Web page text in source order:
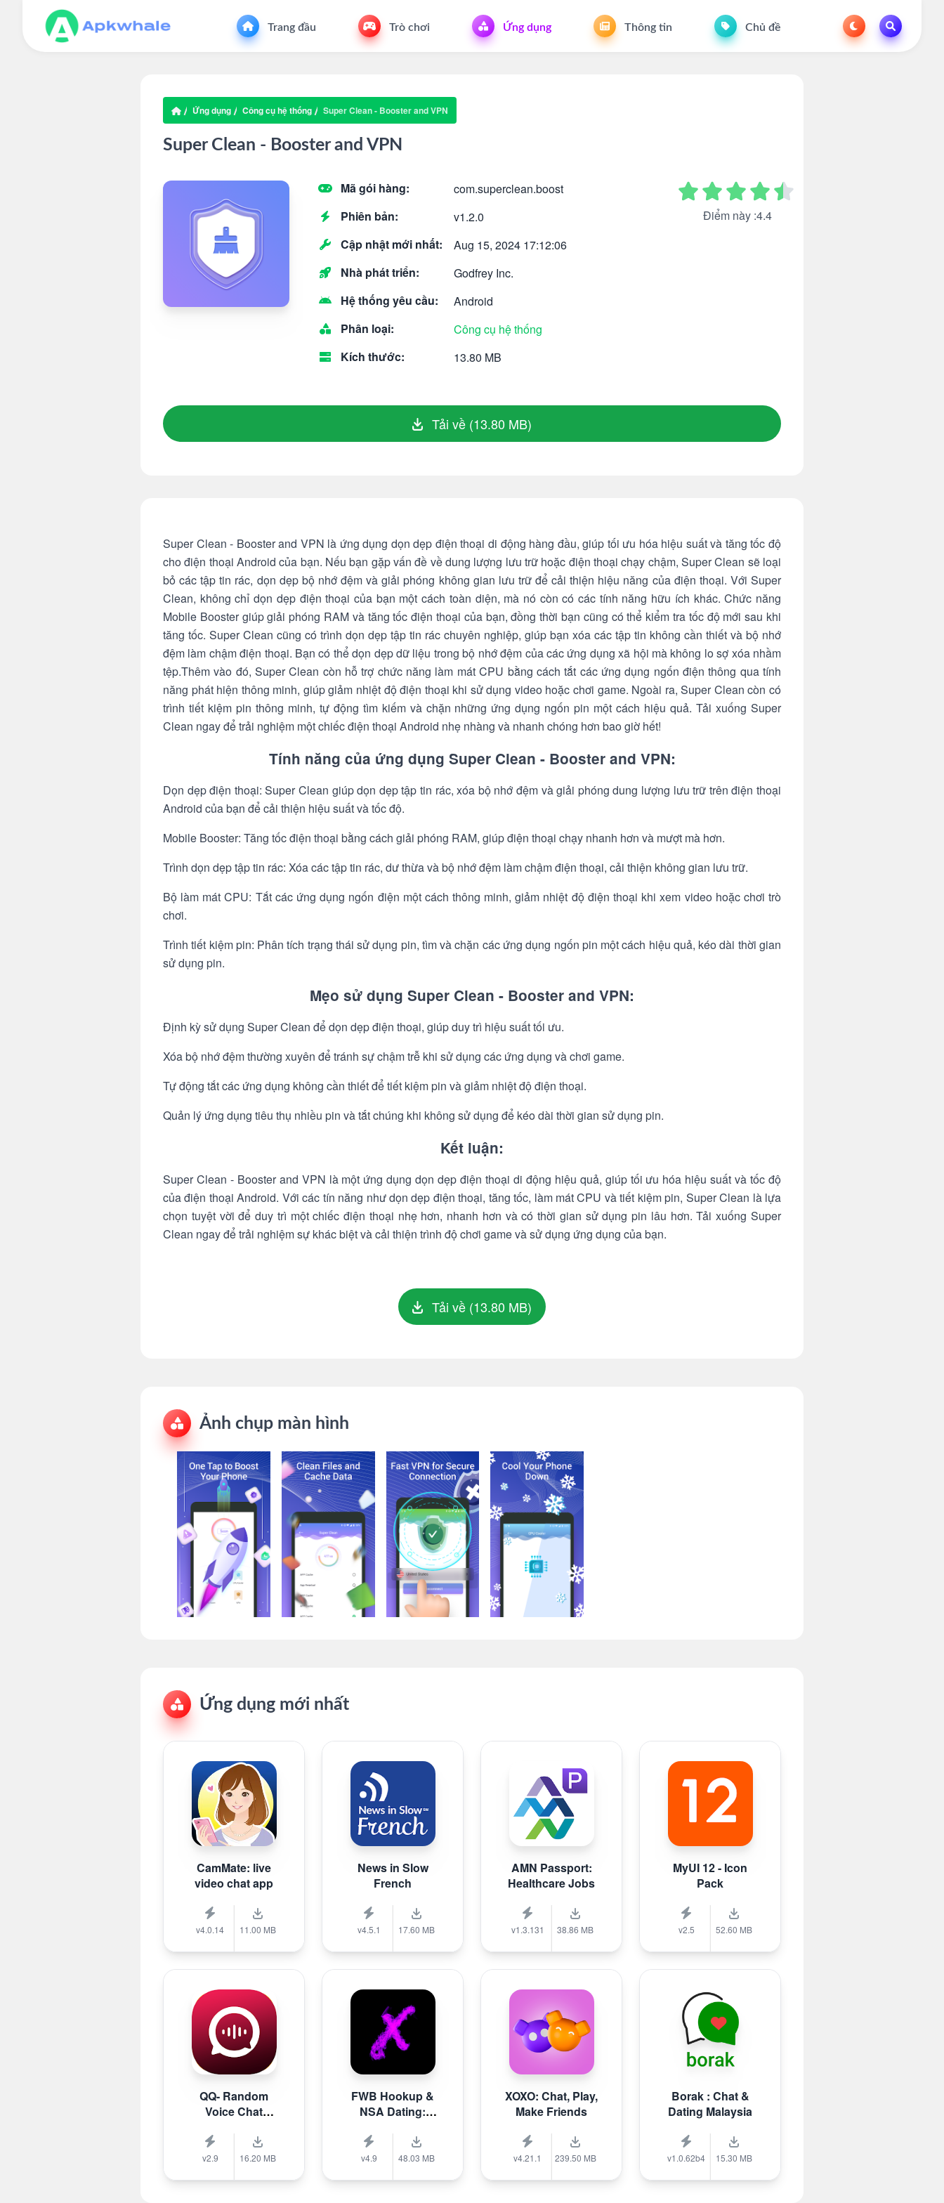
Trang đầu Trò chơi Ứng dụng Thông tin Chủ đề
Ứng dụng Công cụ hệ thống Super Clean - Booster and VPN
Super Clean - Booster and VPN
Mã gói hàng:
com.superclean.boost
Phiên bản:
v1.2.0
Cập nhật mới nhất:
Aug 15, 2024 17:12:06
Nhà phát triển:
Godfrey Inc.
Hệ thống yêu cầu:
Android
Phân loại:
Công cụ hệ thống
Kích thước:
13.80 MB
Điểm này :4.4
Tải về (13.80 MB)
Super Clean - Booster and VPN là ứng dụng dọn dẹp điện thoại di động hàng đầu, giúp tối ưu hóa hiệu suất và tăng tốc độ
cho điện thoại Android của bạn. Nếu bạn gặp vấn đề về dung lượng lưu trữ hoặc điện thoại chạy chậm, Super Clean sẽ loại
bỏ các tập tin rác, dọn dẹp bộ nhớ đệm và giải phóng không gian lưu trữ để cải thiện hiệu năng của điện thoại. Với Super
Clean, không chỉ dọn dẹp điện thoại của bạn một cách toàn diện, mà nó còn có các tính năng hữu ích khác. Chức năng
Mobile Booster giúp giải phóng RAM và tăng tốc điện thoại của bạn, đồng thời bạn cũng có thể kiểm tra tốc độ mới sau khi
tăng tốc. Super Clean cũng có trình dọn dẹp tập tin rác chuyên nghiệp, giúp bạn xóa các tập tin không cần thiết và bộ nhớ
đệm làm chậm điện thoại. Bạn có thể dọn dẹp dữ liệu trong bộ nhớ đệm của các ứng dụng xã hội mà không lo sợ xóa nhầm
tệp.Thêm vào đó, Super Clean còn hỗ trợ chức năng làm mát CPU bằng cách tắt các ứng dụng ngốn điện thông qua tính
năng phát hiện thông minh, giúp giảm nhiệt độ điện thoại khi sử dụng video hoặc chơi game. Ngoài ra, Super Clean còn có
trình tiết kiệm pin thông minh, tự động tìm kiếm và chặn những ứng dụng ngốn pin một cách hiệu quả. Tải xuống Super
Clean ngay để trải nghiệm một chiếc điện thoại Android nhẹ nhàng và nhanh chóng hơn bao giờ hết!
Tính năng của ứng dụng Super Clean - Booster and VPN:
Dọn dẹp điện thoại: Super Clean giúp dọn dẹp tập tin rác, xóa bộ nhớ đệm và giải phóng dung lượng lưu trữ trên điện thoại
Android của bạn để cải thiện hiệu suất và tốc độ.
Mobile Booster: Tăng tốc điện thoại bằng cách giải phóng RAM, giúp điện thoại chạy nhanh hơn và mượt mà hơn.
Trình dọn dẹp tập tin rác: Xóa các tập tin rác, dư thừa và bộ nhớ đệm làm chậm điện thoại, cải thiện không gian lưu trữ.
Bộ làm mát CPU: Tắt các ứng dụng ngốn điện một cách thông minh, giảm nhiệt độ điện thoại khi xem video hoặc chơi trò
chơi.
Trình tiết kiệm pin: Phân tích trạng thái sử dụng pin, tìm và chặn các ứng dụng ngốn pin một cách hiệu quả, kéo dài thời gian
sử dụng pin.
Mẹo sử dụng Super Clean - Booster and VPN:
Định kỳ sử dụng Super Clean để dọn dẹp điện thoại, giúp duy trì hiệu suất tối ưu.
Xóa bộ nhớ đệm thường xuyên để tránh sự chậm trễ khi sử dụng các ứng dụng và chơi game.
Tự động tắt các ứng dụng không cần thiết để tiết kiệm pin và giảm nhiệt độ điện thoại.
Quản lý ứng dụng tiêu thụ nhiều pin và tắt chúng khi không sử dụng để kéo dài thời gian sử dụng pin.
Kết luận:
Super Clean - Booster and VPN là một ứng dụng dọn dẹp điện thoại di động hiệu quả, giúp tối ưu hóa hiệu suất và tốc độ
của điện thoại Android. Với các tín năng như dọn dẹp điện thoại, tăng tốc, làm mát CPU và tiết kiệm pin, Super Clean là lựa
chọn tuyệt vời để duy trì một chiếc điện thoại nhẹ hơn, nhanh hơn và có thời gian sử dụng pin lâu hơn. Tải xuống Super
Clean ngay để trải nghiệm sự khác biệt và cải thiện trình độ chơi game và sử dụng ứng dụng của bạn.
Tải về (13.80 MB)
Ảnh chụp màn hình
Ứng dụng mới nhất
CamMate: live
video chat app
v4.0.14 11.00 MB
News in Slow
French
v4.5.1 17.60 MB
AMN Passport:
Healthcare Jobs
v1.3.131 38.86 MB
MyUI 12 - Icon
Pack
v2.5 52.60 MB
QQ- Random
Voice Chat
v2.9 16.20 MB
FWB Hookup &
NSA Dating:
v4.9 48.03 MB
XOXO: Chat, Play,
Make Friends
v4.21.1 239.50 MB
Borak : Chat &
Dating Malaysia
v1.0.62b4 15.30 MB